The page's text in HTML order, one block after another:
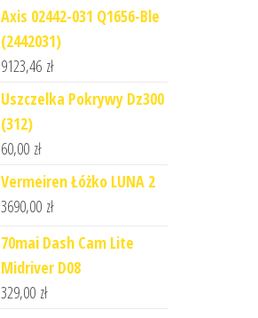
Axis 02442-031 Q1656-Ble
(2442031)
9123,46 zł
Uszczelka Pokrywy Dz300
(312)
60,00 zł
Vermeiren Łóżko LUNA 2
3690,00 zł
70mai Dash Cam Lite
Midriver D08
329,00 zł